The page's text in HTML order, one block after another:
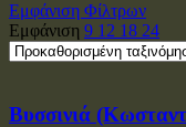
Εμφάνιση Φίλτρων
Εμφάνιση 9 12 18 24
Βυσσινιά